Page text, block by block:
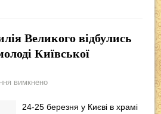
Великого відбулись
Київської
вимкнено
24-25 березня у Києві в храмі